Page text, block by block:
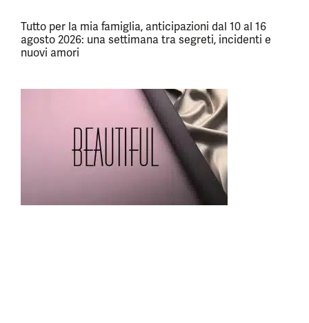
Tutto per la mia famiglia, anticipazioni dal 10 al 16
agosto 2026: una settimana tra segreti, incidenti e
nuovi amori